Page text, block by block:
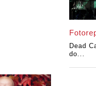
Dead
do...